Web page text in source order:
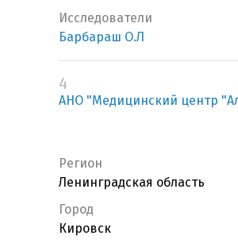
Исследователи
Барбараш О.Л
4
АНО "Медицинский центр
Регион
Ленинградская область
Город
Кировск